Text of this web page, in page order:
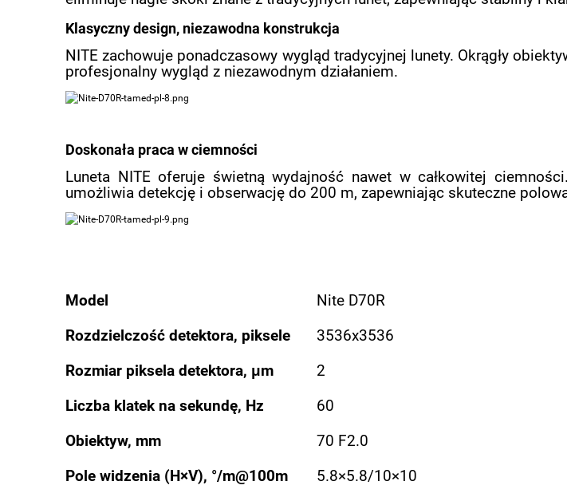
Klasyczny design, niezawodna konstrukcja
NITE zachowuje ponadczasowy wygląd tradycyjnej lunety. Okrągły
profesjonalny wygląd z niezawodnym działaniem.
Doskonała praca w ciemności
Luneta NITE oferuje świetną wydajność nawet w całkowitej
umożliwia detekcję i obserwację do 200 m, zapewniając skuteczne
Model
Nite D70R
Rozdzielczość detektora, piksele
3536x3536
Rozmiar piksela detektora, μm
2
Liczba klatek na sekundę, Hz
60
Obiektyw, mm
70 F2.0
Pole widzenia (H×V), °/m@100m
5.8×5.8/10×10